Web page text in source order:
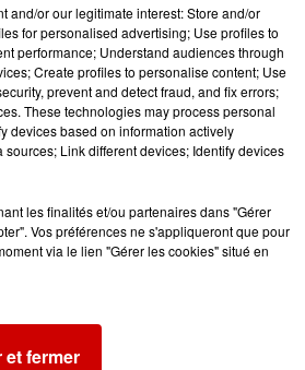
and/or our legitimate interest: Store and/or
for personalised advertising; Use profiles to
performance; Understand audiences through
Create profiles to personalise content; Use
prevent and detect fraud, and fix errors;
These technologies may process personal
devices based on information actively
Link different devices; Identify devices
les finalités et/ou partenaires dans "Gérer
Vos préférences ne s'appliqueront que pour
via le lien "Gérer les cookies" situé en
fermer